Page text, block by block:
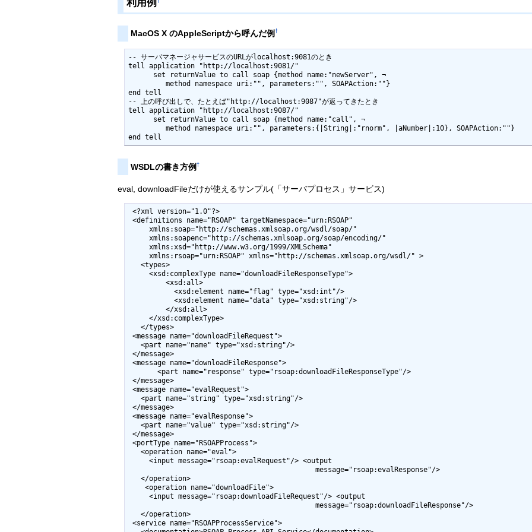
利用例
MacOS X のAppleScriptから呼んだ例†
-- サーバマネージャサービスのURLがlocalhost:9081のとき
tell application "http://localhost:9081/"
         method namespace uri:"", parameters:"", SOAPAction:""}
end tell
-- 上の呼び出しで、たとえば"http://localhost:9087"が返ってきたとき
tell application "http://localhost:9087/"
         method namespace uri:"", parameters:{|String|:"rnorm", |aNumber|:10}, SOAPAction:""}
end tell
WSDLの書き方例†
eval, downloadFileだけが使えるサンプル(「サーバプロセス」サービス)
<?xml version="1.0"?>
<definitions name="RSOAP" targetNamespace="urn:RSOAP"
   <types>
     <xsd:complexType name="downloadFileResponseType">
         <xsd:all>
           <xsd:element name="flag" type="xsd:int"/>
           <xsd:element name="data" type="xsd:string"/>
         </xsd:all>
     </xsd:complexType>
   </types>
<message name="downloadFileRequest">
   <part name="name" type="xsd:string"/>
</message>
<message name="downloadFileResponse">
       <part name="response" type="rsoap:downloadFileResponseType"/>
</message>
<message name="evalRequest">
   <part name="string" type="xsd:string"/>
</message>
<message name="evalResponse">
   <part name="value" type="xsd:string"/>
</message>
<portType name="RSOAPProcess">
   <operation name="eval">
     <input message="rsoap:evalRequest"/> <output
                                             message="rsoap:evalResponse"/>
   </operation>
    <operation name="downloadFile">
     <input message="rsoap:downloadFileRequest"/> <output
                                             message="rsoap:downloadFileResponse"/>
   </operation>
<service name="RSOAPProcessService">